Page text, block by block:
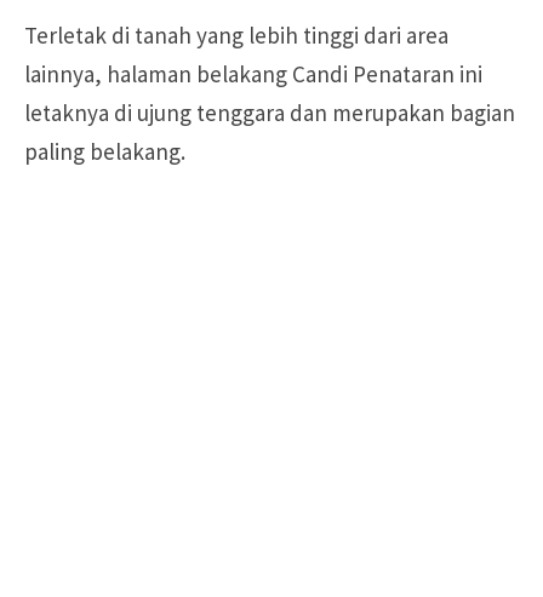
Terletak di tanah yang lebih tinggi dari area
lainnya, halaman belakang Candi Penataran ini
letaknya di ujung tenggara dan merupakan bagian
paling belakang.